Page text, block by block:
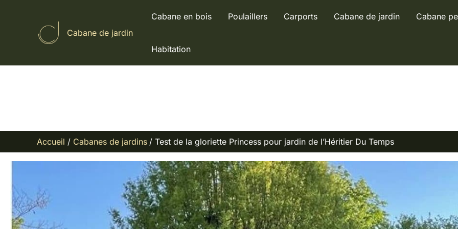
Cabane de jardin
Cabane en bois Poulaillers Carports Cabane de jardin Cabane
Habitation
Accueil Cabanes de jardins Test de la gloriette Princess pour jardin de l’Héritier Du Temps